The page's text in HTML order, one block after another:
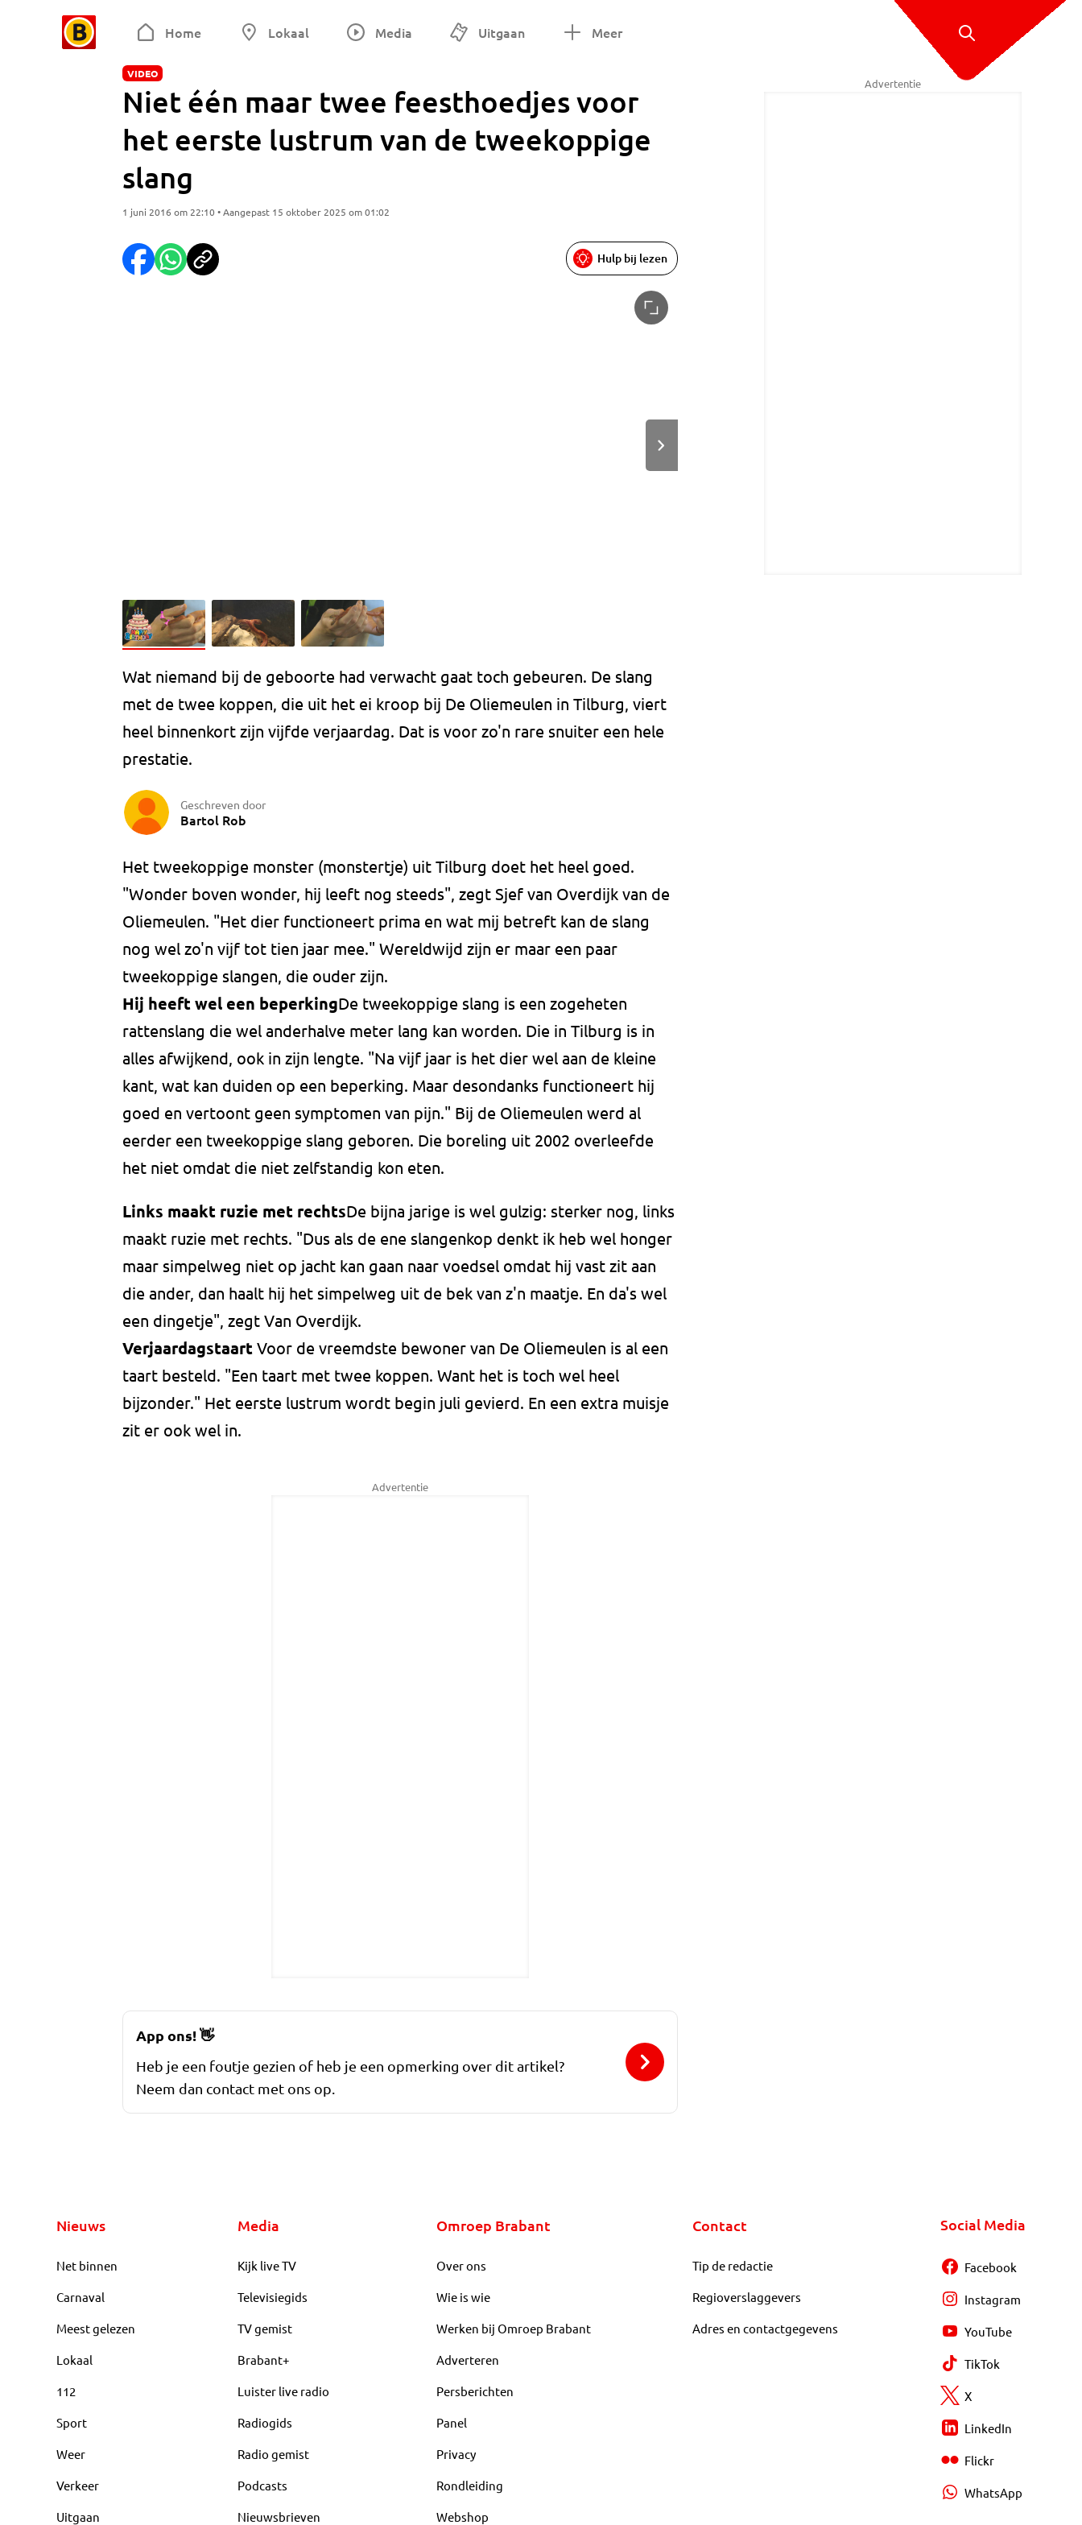
Home Lokaal Media Uitgaan Meer
VIDEO
Niet één maar twee feesthoedjes voor
het eerste lustrum van de tweekoppige
slang
1 juni 2016 om 22:10 • Aangepast 15 oktober 2025 om 01:02
Hulp bij lezen
Wat niemand bij de geboorte had verwacht gaat toch gebeuren. De slang
met de twee koppen, die uit het ei kroop bij De Oliemeulen in Tilburg, viert
heel binnenkort zijn vijfde verjaardag. Dat is voor zo'n rare snuiter een hele
prestatie.
Geschreven door
Bartol Rob
Het tweekoppige monster (monstertje) uit Tilburg doet het heel goed.
"Wonder boven wonder, hij leeft nog steeds", zegt Sjef van Overdijk van de
Oliemeulen. "Het dier functioneert prima en wat mij betreft kan de slang
nog wel zo'n vijf tot tien jaar mee." Wereldwijd zijn er maar een paar
tweekoppige slangen, die ouder zijn.
Hij heeft wel een beperkingDe tweekoppige slang is een zogeheten
rattenslang die wel anderhalve meter lang kan worden. Die in Tilburg is in
alles afwijkend, ook in zijn lengte. "Na vijf jaar is het dier wel aan de kleine
kant, wat kan duiden op een beperking. Maar desondanks functioneert hij
goed en vertoont geen symptomen van pijn." Bij de Oliemeulen werd al
eerder een tweekoppige slang geboren. Die boreling uit 2002 overleefde
het niet omdat die niet zelfstandig kon eten.
Links maakt ruzie met rechtsDe bijna jarige is wel gulzig: sterker nog, links
maakt ruzie met rechts. "Dus als de ene slangenkop denkt ik heb wel honger
maar simpelweg niet op jacht kan gaan naar voedsel omdat hij vast zit aan
die ander, dan haalt hij het simpelweg uit de bek van z'n maatje. En da's wel
een dingetje", zegt Van Overdijk.
Verjaardagstaart Voor de vreemdste bewoner van De Oliemeulen is al een
taart besteld. "Een taart met twee koppen. Want het is toch wel heel
bijzonder." Het eerste lustrum wordt begin juli gevierd. En een extra muisje
zit er ook wel in.
Advertentie
Advertentie
App ons!👋
Heb je een foutje gezien of heb je een opmerking over dit artikel?
Neem dan contact met ons op.
Nieuws
Net binnen
Carnaval
Meest gelezen
Lokaal
112
Sport
Weer
Verkeer
Uitgaan
Media
Kijk live TV
Televisiegids
TV gemist
Brabant+
Luister live radio
Radiogids
Radio gemist
Podcasts
Nieuwsbrieven
Omroep Brabant
Over ons
Wie is wie
Werken bij Omroep Brabant
Adverteren
Persberichten
Panel
Privacy
Rondleiding
Webshop
Contact
Tip de redactie
Regioverslaggevers
Adres en contactgegevens
Social Media
Facebook
Instagram
YouTube
TikTok
X
LinkedIn
Flickr
WhatsApp